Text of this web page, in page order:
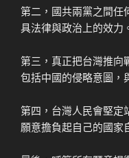
第二，國共兩黨之間任
具法律與政治上的效力
第三，真正把台灣推向
包括中國的侵略意圖，
第四，台灣人民會堅定
願意擔負起自己的國家